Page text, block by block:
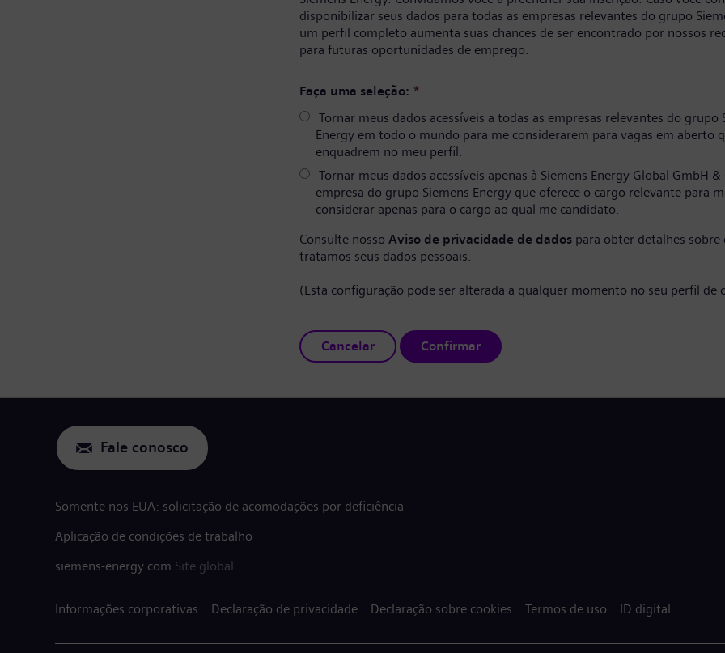
disponibilizar seus dados para todas as empresas relevantes do grupo
um perfil completo aumenta suas chances de ser encontrado por nossos
para futuras oportunidades de emprego.
Faça uma seleção: *
Tornar meus dados acessíveis a todas as empresas relevantes do grupo
Energy em todo o mundo para me considerarem para vagas em aberto
enquadrem no meu perfil.
Tornar meus dados acessíveis apenas à Siemens Energy Global GmbH &
empresa do grupo Siemens Energy que oferece o cargo relevante para
considerar apenas para o cargo ao qual me candidato.
Consulte nosso Aviso de privacidade de dados para obter detalhes sobre
tratamos seus dados pessoais.
(Esta configuração pode ser alterada a qualquer momento no seu perfil de
Cancelar Confirmar
Fale conosco
Somente nos EUA: solicitação de acomodações por deficiência
Aplicação de condições de trabalho
siemens-energy.com Site global
Informações corporativas Declaração de privacidade Declaração sobre cookies Termos de uso ID digital